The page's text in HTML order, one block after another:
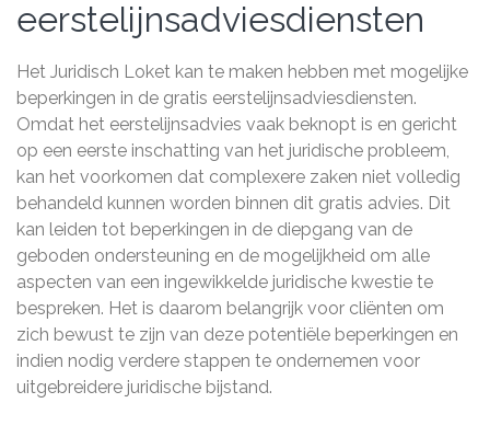
eerstelijnsadviesdiensten
Het Juridisch Loket kan te maken hebben met mogelijke
beperkingen in de gratis eerstelijnsadviesdiensten.
Omdat het eerstelijnsadvies vaak beknopt is en gericht
op een eerste inschatting van het juridische probleem,
kan het voorkomen dat complexere zaken niet volledig
behandeld kunnen worden binnen dit gratis advies. Dit
kan leiden tot beperkingen in de diepgang van de
geboden ondersteuning en de mogelijkheid om alle
aspecten van een ingewikkelde juridische kwestie te
bespreken. Het is daarom belangrijk voor cliënten om
zich bewust te zijn van deze potentiële beperkingen en
indien nodig verdere stappen te ondernemen voor
uitgebreidere juridische bijstand.